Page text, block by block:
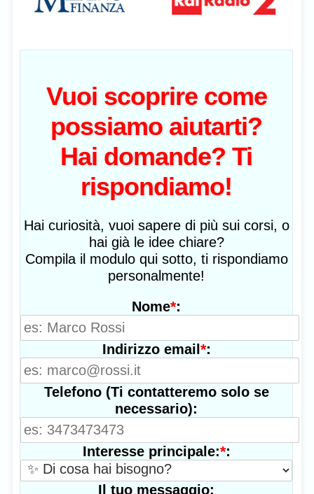
Vuoi scoprire come
possiamo aiutarti?
Hai domande? Ti
rispondiamo!
Hai curiosità, vuoi sapere di più sui corsi, o
hai già le idee chiare?
Compila il modulo qui sotto, ti rispondiamo
personalmente!
Nome*:
Indirizzo email *:
Telefono (Ti contatteremo solo se
necessario):
Interesse principale:*:
Il tuo messaggio: